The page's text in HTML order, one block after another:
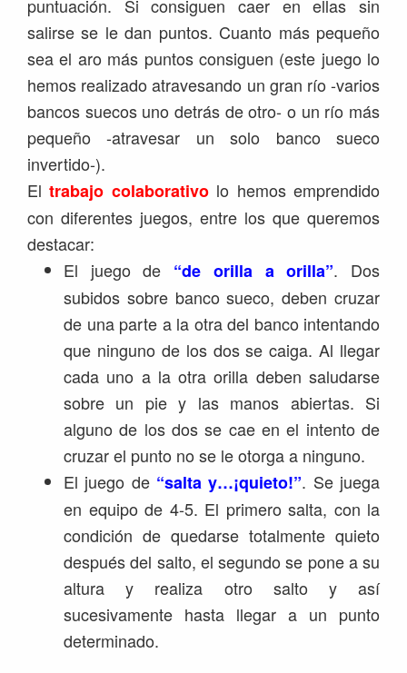
puntuación. Si consiguen caer en ellas sin
salirse se le dan puntos. Cuanto más pequeño
sea el aro más puntos consiguen (este juego lo
hemos realizado atravesando un gran río -varios
bancos suecos uno detrás de otro- o un río más
pequeño -atravesar un solo banco sueco
invertido-).
Eltrabajo colaborativolo hemos emprendido
con diferentes juegos, entre los que queremos
destacar:
El juego de “de orilla a orilla”. Dos
subidos sobre banco sueco, deben cruzar
de una parte a la otra del banco intentando
que ninguno de los dos se caiga. Al llegar
cada uno a la otra orilla deben saludarse
sobre un pie y las manos abiertas. Si
alguno de los dos se cae en el intento de
cruzar el punto no se le otorga a ninguno.
El juego de “salta y…¡quieto!”. Se juega
en equipo de 4-5. El primero salta, con la
condición de quedarse totalmente quieto
después del salto, el segundo se pone a su
altura y realiza otro salto y así
sucesivamente hasta llegar a un punto
determinado.